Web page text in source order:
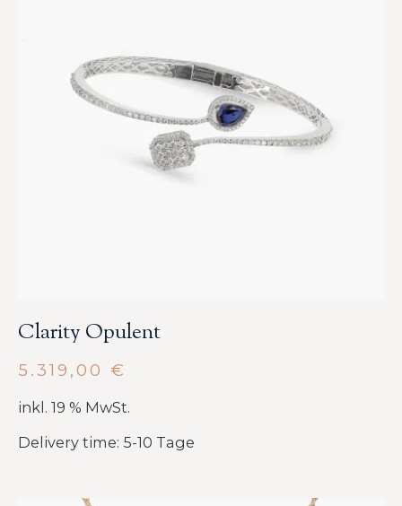
Clarity Opulent
5.319,00 €
inkl. 19 % MwSt.
Delivery time: 5-10 Tage